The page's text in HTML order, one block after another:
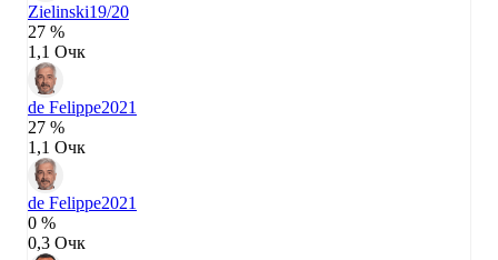
Zielinski19/20
27 %
1,1 Очк
de Felippe2021
27 %
1,1 Очк
de Felippe2021
0 %
0,3 Очк